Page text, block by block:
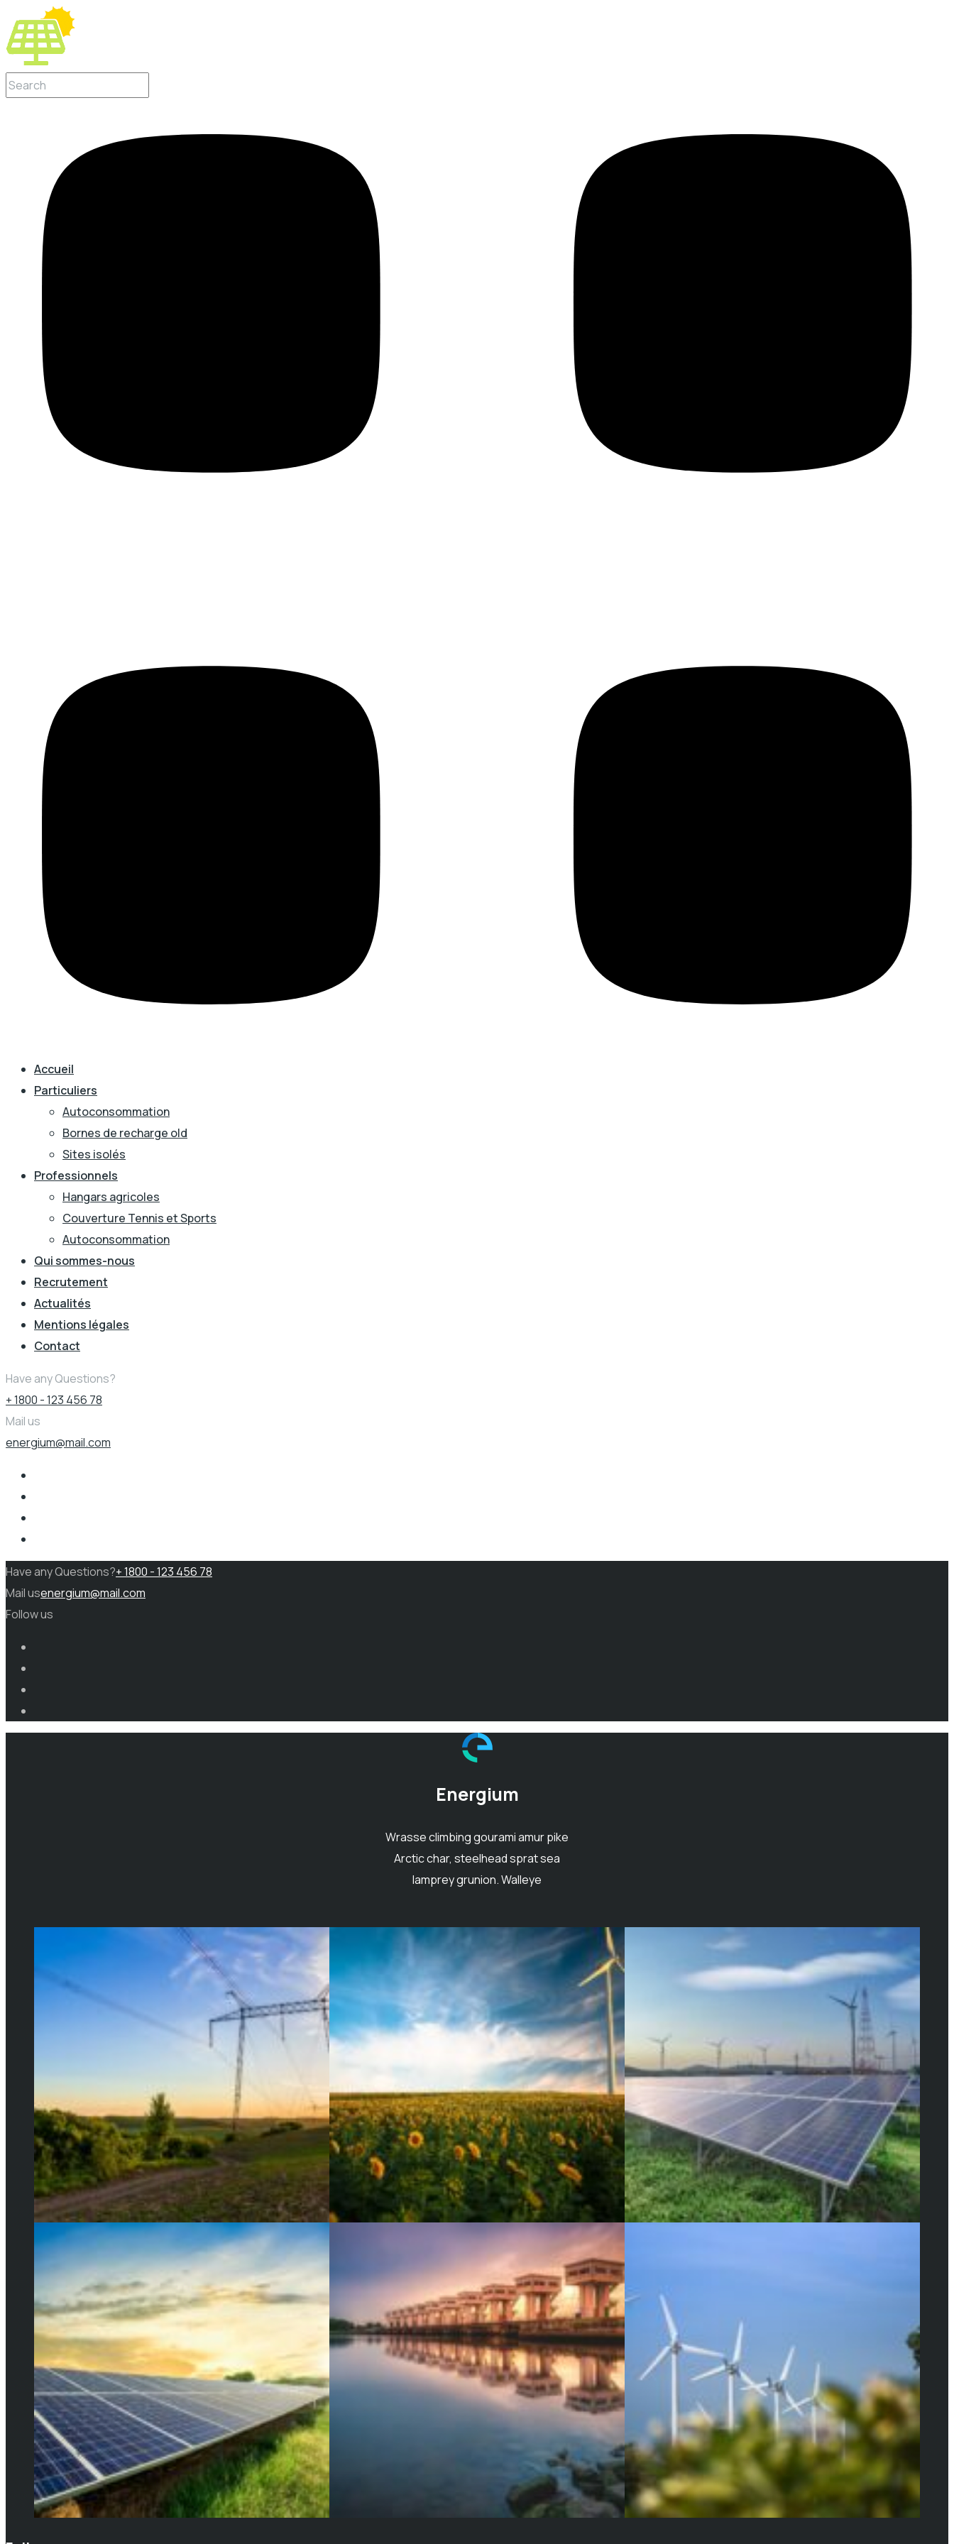
Accueil
Particuliers
Autoconsommation
Bornes de recharge old
Sites isolés
Professionnels
Hangars agricoles
Couverture Tennis et Sports
Autoconsommation
Qui sommes-nous
Recrutement
Actualités
Mentions légales
Contact
Have any Questions?
+ 1800 - 123 456 78
Mail us
energium@mail.com
Have any Questions?+ 1800 - 123 456 78
Mail usenergium@mail.com
Follow us
Energium
Wrasse climbing gourami amur pike
Arctic char, steelhead sprat sea
lamprey grunion. Walleye